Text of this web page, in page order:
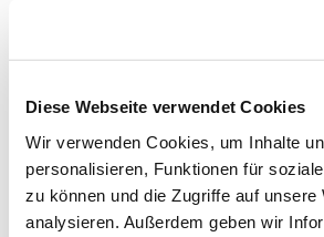
Diese Webseite verwendet Cookies
Wir verwenden Cookies, um Inhalte
personalisieren, Funktionen für
zu können und die Zugriffe auf unsere
analysieren. Außerdem geben wir